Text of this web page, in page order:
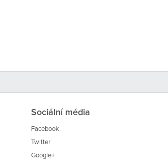
Sociální média
Facebook
Twitter
Google+